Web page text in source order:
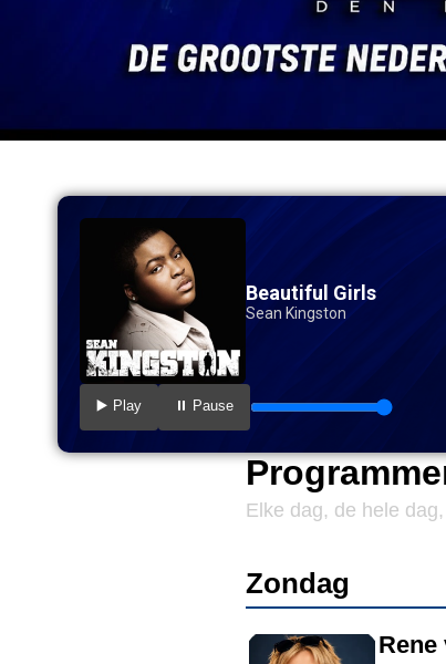
Beautiful Girls
Sean Kingston
▶️ Play ⏸️ Pause
Elke dag, de hele
Zondag
Rene